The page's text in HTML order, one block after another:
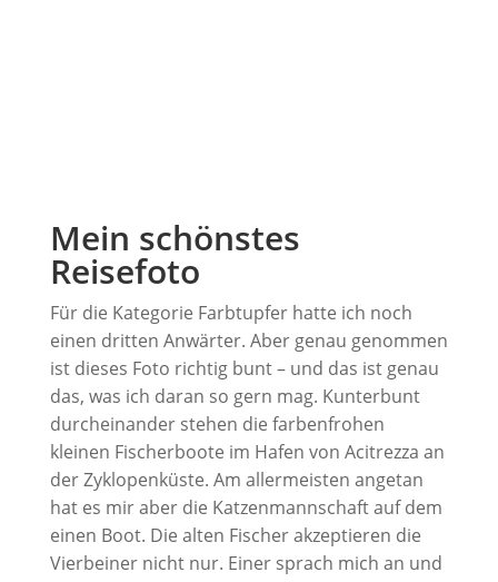
Mein schönstes
Reisefoto
Für die Kategorie Farbtupfer hatte ich noch
einen dritten Anwärter. Aber genau genommen
ist dieses Foto richtig bunt – und das ist genau
das, was ich daran so gern mag. Kunterbunt
durcheinander stehen die farbenfrohen
kleinen Fischerboote im Hafen von Acitrezza an
der Zyklopenküste. Am allermeisten angetan
hat es mir aber die Katzenmannschaft auf dem
einen Boot. Die alten Fischer akzeptieren die
Vierbeiner nicht nur. Einer sprach mich an und